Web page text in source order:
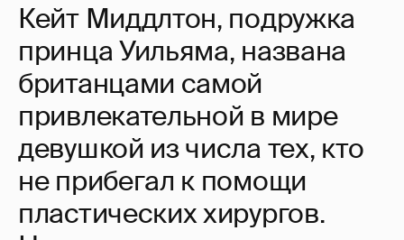
Кейт Миддлтон, подружка
принца Уильяма, названа
британцами самой
привлекательной в мире
девушкой из числа тех, кто
не прибегал к помощи
пластических хирургов.